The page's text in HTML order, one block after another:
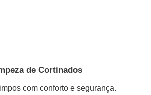
de Cortinados
com conforto e segurança.